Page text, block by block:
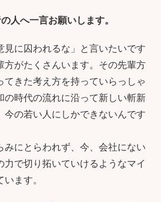
人へ一言お願いします。
見に囚われるな」と言いたいです
方がたくさんいます。その先輩方
てきた考え方を持っていらっしゃ
の時代の流れに沿って新しい斬新
今の若い人にしかできないんです
みにとらわれず、今、会社にない
力で切り拓いていけるようなマイ
ます。